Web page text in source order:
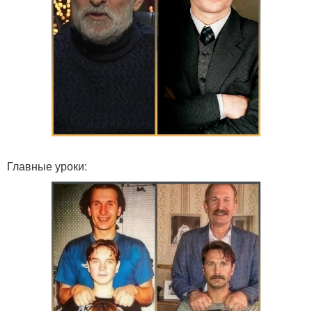
Главные уроки: